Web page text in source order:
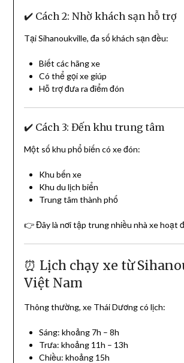
✔️ Cách 2: Nhờ khách sạn hỗ trợ
TạiSihanoukville, đa số khách sạn đều:
Biết các hãng xe
Có thể gọi xe giúp
Hỗ trợ đưa ra điểm đón
✔️ Cách 3: Đến khu trung tâm
Một số khu phổ biến có xe đón:
Khu bến xe
Khu du lịch biển
Trung tâm thành phố
👉 Đây là nơi tập trung nhiều nhà xe hoạt
⏰ Lịch chạy xe từ
Việt Nam
Thông thường, xe Thái Dương có lịch:
Sáng: khoảng 7h – 8h
Trưa: khoảng 11h – 13h
Chiều: khoảng 15h